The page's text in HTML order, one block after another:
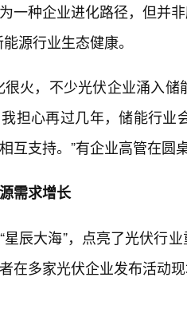
一种企业进化路径，但并
源行业生态健康。
很火，不少光伏企业涌入
担心再过几年，储能行
互支持。”有企业高管在圆
需求增长
星辰大海”，点亮了光伏行
在多家光伏企业发布活动